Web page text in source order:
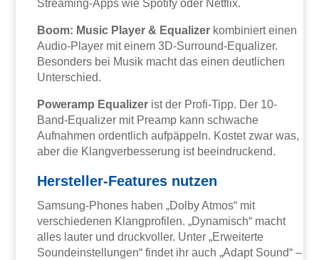
Streaming-Apps wie Spotify oder Netflix.
Boom: Music Player & Equalizer kombiniert einen
Audio-Player mit einem 3D-Surround-Equalizer.
Besonders bei Musik macht das einen deutlichen
Unterschied.
Poweramp Equalizer ist der Profi-Tipp. Der 10-
Band-Equalizer mit Preamp kann schwache
Aufnahmen ordentlich aufpäppeln. Kostet zwar was,
aber die Klangverbesserung ist beeindruckend.
Hersteller-Features nutzen
Samsung-Phones haben „Dolby Atmos“ mit
verschiedenen Klangprofilen. „Dynamisch“ macht
alles lauter und druckvoller. Unter „Erweiterte
Soundeinstellungen“ findet ihr auch „Adapt Sound“ –